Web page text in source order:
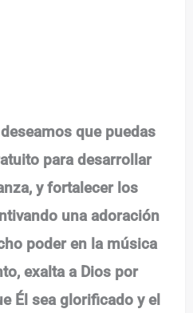
que puedas
para desarrollar
y fortalecer los
una adoración
poder en la música
exalta a Dios por
Él sea glorificado y el